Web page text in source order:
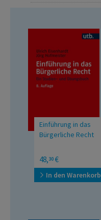
Einführung in das
Bürgerliche Recht
Ein Studien- und
Übungsbuch
48,30 €
In den Warenkorb